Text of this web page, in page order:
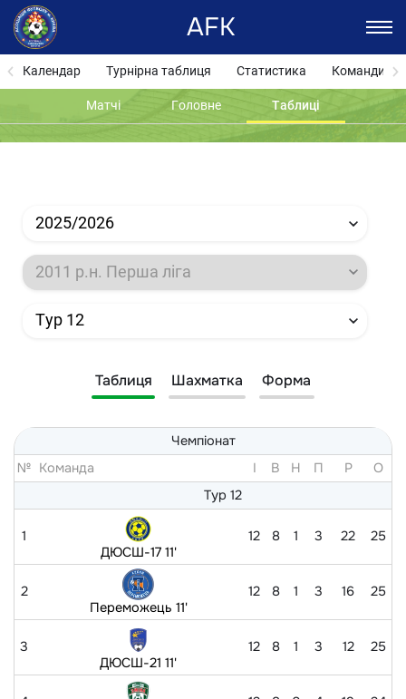
AFK
Календар Турнірна таблиця Статистика Команди
Матчі Головне Таблиці
2025/2026
2011 р.н. Перша ліга
Тур 12
Таблиця Шахматка Форма
Чемпіонат
№ Команда I В Н П Р
O
Тур 12
1
ДЮСШ-17 11'
12 8 1 3 22 25
2
Переможець 11'
12 8 1 3 16 25
3
ДЮСШ-21 11'
12 8 1 3 12 25